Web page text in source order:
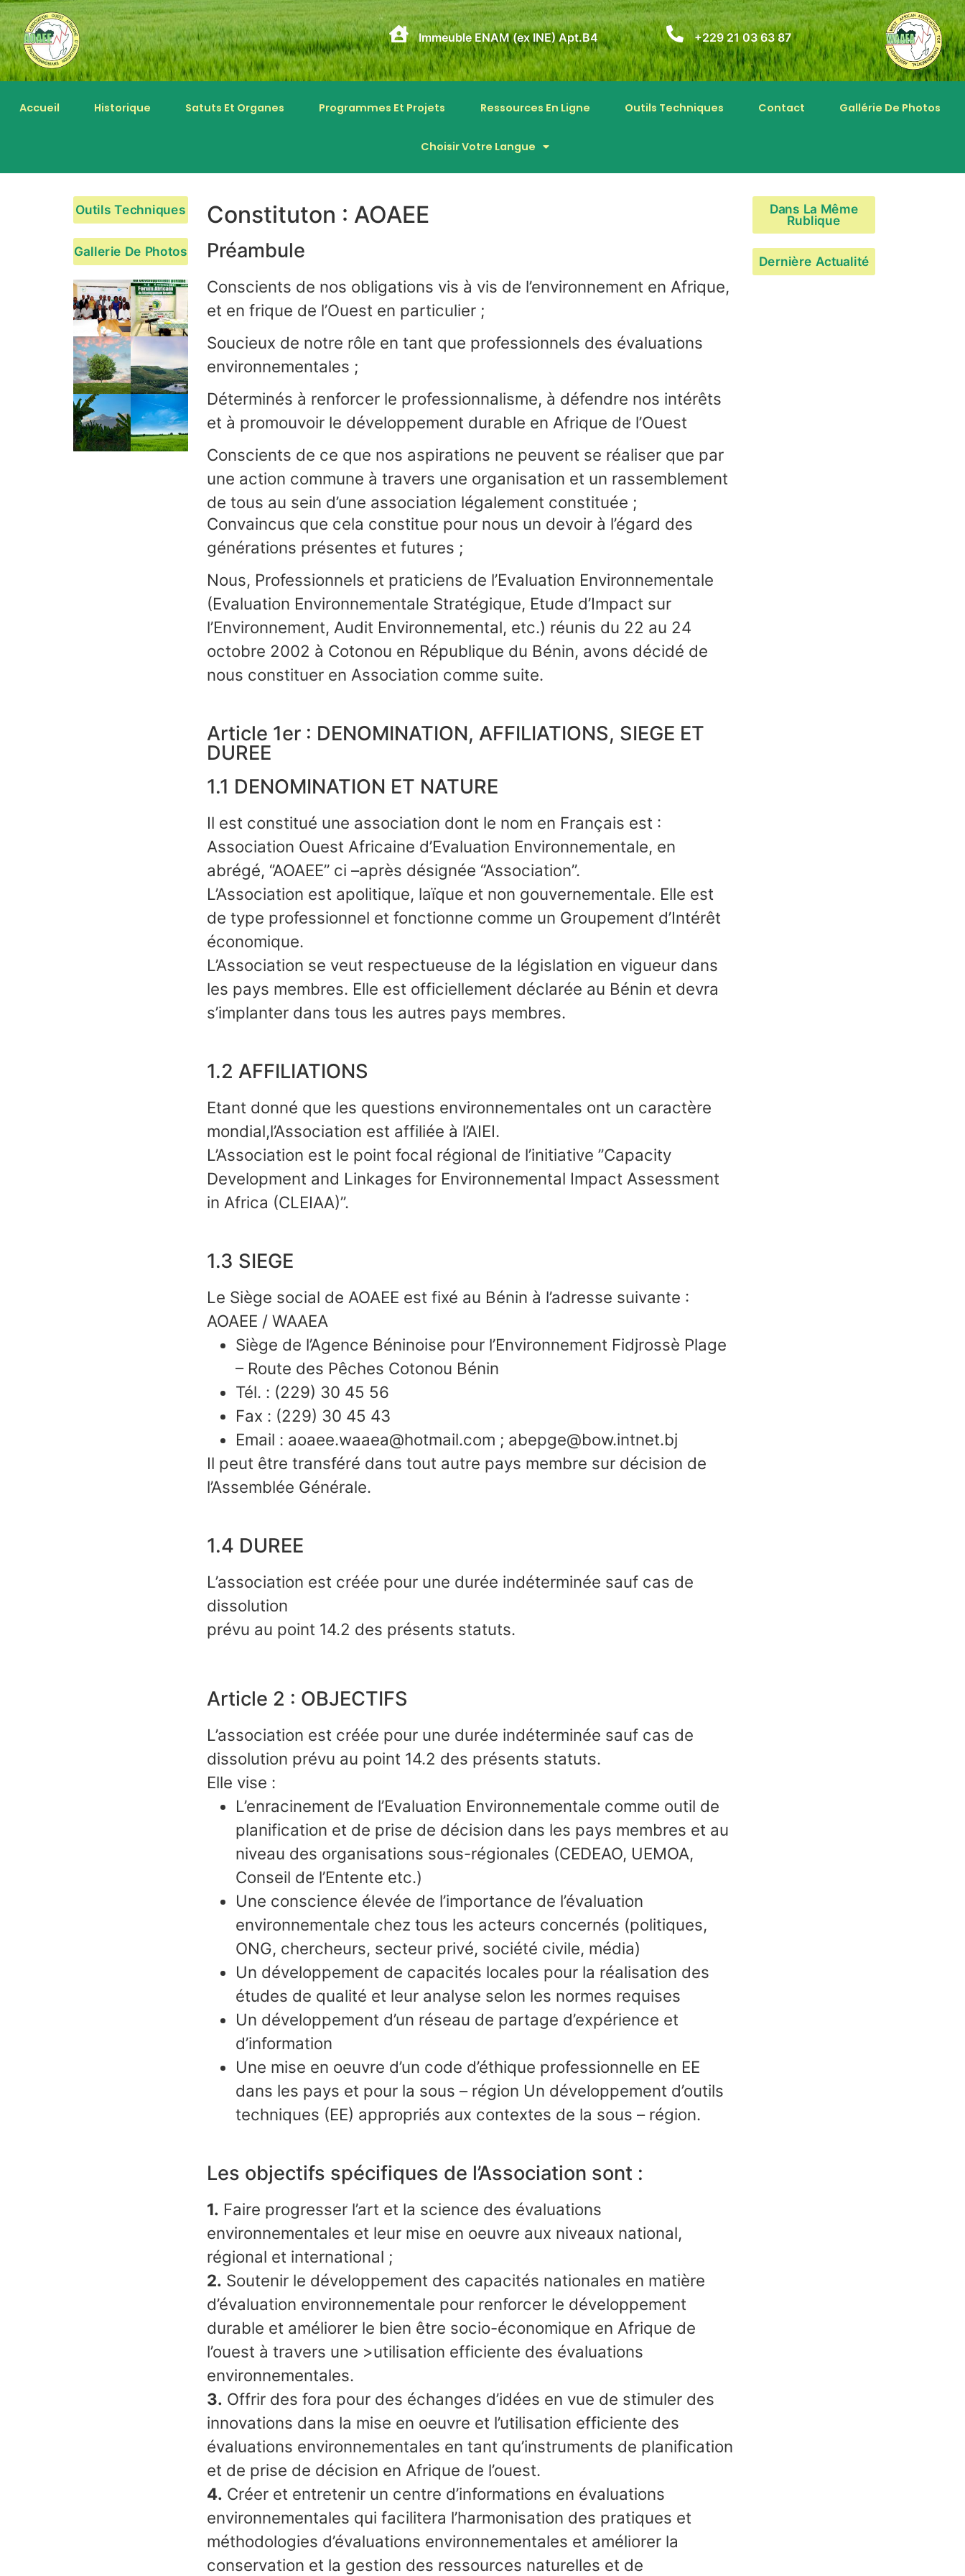
Immeuble ENAM (ex INE) Apt.B4 +229 21 03 63 87
Accueil Historique Satuts Et Organes Programmes Et Projets Ressources En Ligne Outils Techniques Contact Gallérie De Photos
Choisir Votre Langue
Outils Techniques
Gallerie De Photos
Constituton : AOAEE
Préambule
Conscients de nos obligations vis à vis de l’environnement en Afrique,
et en frique de l’Ouest en particulier ;
Soucieux de notre rôle en tant que professionnels des évaluations
environnementales ;
Déterminés à renforcer le professionnalisme, à défendre nos intérêts
et à promouvoir le développement durable en Afrique de l’Ouest
Conscients de ce que nos aspirations ne peuvent se réaliser que par
une action commune à travers une organisation et un rassemblement
de tous au sein d’une association légalement constituée ;
Convaincus que cela constitue pour nous un devoir à l’égard des
générations présentes et futures ;
Nous, Professionnels et praticiens de l’Evaluation Environnementale
(Evaluation Environnementale Stratégique, Etude d’Impact sur
l’Environnement, Audit Environnemental, etc.) réunis du 22 au 24
octobre 2002 à Cotonou en République du Bénin, avons décidé de
nous constituer en Association comme suite.
Article 1er : DENOMINATION, AFFILIATIONS, SIEGE ET
DUREE
1.1 DENOMINATION ET NATURE
Il est constitué une association dont le nom en Français est :
Association Ouest Africaine d’Evaluation Environnementale, en
abrégé, ‘’AOAEE’’ ci –après désignée ‘’Association’’.
L’Association est apolitique, laïque et non gouvernementale. Elle est
de type professionnel et fonctionne comme un Groupement d’Intérêt
économique.
L’Association se veut respectueuse de la législation en vigueur dans
les pays membres. Elle est officiellement déclarée au Bénin et devra
s’implanter dans tous les autres pays membres.
1.2 AFFILIATIONS
Etant donné que les questions environnementales ont un caractère
mondial,l’Association est affiliée à l’AIEI.
L’Association est le point focal régional de l’initiative ’’Capacity
Development and Linkages for Environnemental Impact Assessment
in Africa (CLEIAA)’’.
1.3 SIEGE
Le Siège social de AOAEE est fixé au Bénin à l’adresse suivante :
AOAEE / WAAEA
Siège de l’Agence Béninoise pour l’Environnement Fidjrossè Plage
– Route des Pêches Cotonou Bénin
Tél. : (229) 30 45 56
Fax : (229) 30 45 43
Email : aoaee.waaea@hotmail.com ; abepge@bow.intnet.bj
Il peut être transféré dans tout autre pays membre sur décision de
l’Assemblée Générale.
1.4 DUREE
L’association est créée pour une durée indéterminée sauf cas de
dissolution
prévu au point 14.2 des présents statuts.
Article 2 : OBJECTIFS
L’association est créée pour une durée indéterminée sauf cas de
dissolution prévu au point 14.2 des présents statuts.
Elle vise :
L’enracinement de l’Evaluation Environnementale comme outil de
planification et de prise de décision dans les pays membres et au
niveau des organisations sous-régionales (CEDEAO, UEMOA,
Conseil de l’Entente etc.)
Une conscience élevée de l’importance de l’évaluation
environnementale chez tous les acteurs concernés (politiques,
ONG, chercheurs, secteur privé, société civile, média)
Un développement de capacités locales pour la réalisation des
études de qualité et leur analyse selon les normes requises
Un développement d’un réseau de partage d’expérience et
d’information
Une mise en oeuvre d’un code d’éthique professionnelle en EE
dans les pays et pour la sous – région Un développement d’outils
techniques (EE) appropriés aux contextes de la sous – région.
Les objectifs spécifiques de l’Association sont :
1. Faire progresser l’art et la science des évaluations
environnementales et leur mise en oeuvre aux niveaux national,
régional et international ;
2. Soutenir le développement des capacités nationales en matière
d’évaluation environnementale pour renforcer le développement
durable et améliorer le bien être socio-économique en Afrique de
l’ouest à travers une >utilisation efficiente des évaluations
environnementales.
3. Offrir des fora pour des échanges d’idées en vue de stimuler des
innovations dans la mise en oeuvre et l’utilisation efficiente des
évaluations environnementales en tant qu’instruments de planification
et de prise de décision en Afrique de l’ouest.
4. Créer et entretenir un centre d’informations en évaluations
environnementales qui facilitera l’harmonisation des pratiques et
méthodologies d’évaluations environnementales et améliorer la
conservation et la gestion des ressources naturelles et de
Dans La Même
Rublique
Dernière Actualité